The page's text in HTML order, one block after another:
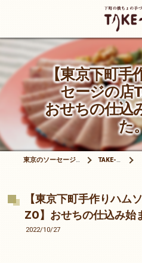
【東京下町手
セージの店
おせちの仕込
た
東京のソーセージは有限会社竹三商店 TAKE-ZOブログ
【東京下町手作りハム
ZO】おせちの仕込み始
2022/10/27